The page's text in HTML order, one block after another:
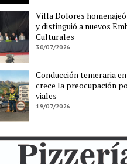
Villa Dolores
y distinguió a nuevos
Culturales
30/07/2026
Conducción temeraria
crece la preocupación
viales
19/07/2026